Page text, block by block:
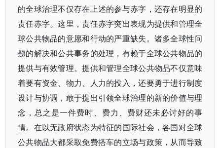
的全球治理不仅存在上述的参与赤字，还存在明显的
责任赤字。这里，责任赤字突出表现为提供和管理全
球公共物品的意愿和行动的严重缺失。诸多全球性问
题的解决和公共事务的处理，有赖于全球公共物品的
提供与有效管理。提供和管理全球公共物品不仅意味
着要有资金、物力、人力的投入，还要勇于进行制度
设计与协调，敢于提出引领全球治理的新的价值与理
念，总之是一件费时、费力、费财还未必讨好的事
情。在以无政府状态为特征的国际社会，各国对全球
公共物品大都采取免费搭车的立场与政策，从而导致